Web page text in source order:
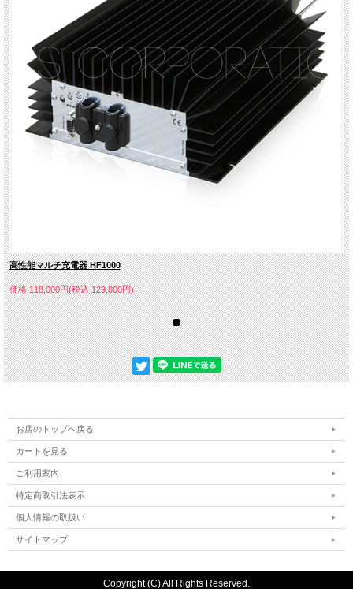
高性能マルチ充電器 HF1000
価格:118,000円(税込 129,800円)
お店のトップへ戻る
カートを見る
ご利用案内
特定商取引法表示
個人情報の取扱い
サイトマップ
Copyright (C) All Rights Reserved.